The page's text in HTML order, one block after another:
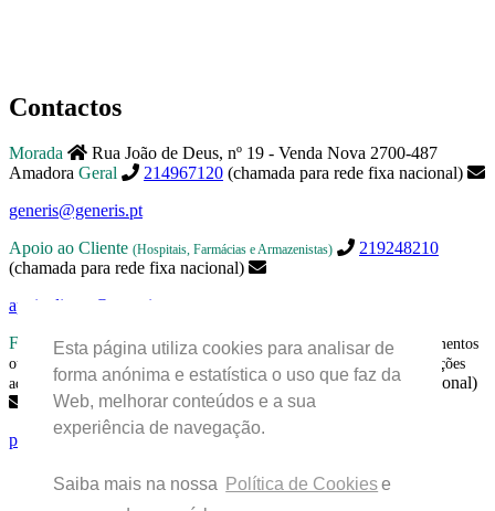
Esta página utiliza cookies para analisar de
forma anónima e estatística o uso que faz da
Web, melhorar conteúdos e a sua
experiência de navegação.
Saiba mais na nossa Política de Cookiese
Contactos
Morada
Rua João de Deus, nº 19 - Venda Nova 2700-487
Amadora Geral 214967120 (chamada para rede fixa nacional)
generis@generis.pt
Apoio ao Cliente (Hospitais, Farmácias e Armazenistas)
219248210
(chamada para rede fixa nacional)
apoiocliente@generis.pt
Farmacovigilância Para pedir informações sobre os nossos medicamentos
ou para qualquer assunto relacionado com farmacovigilância (ex: reações
adversas) contactar:
219849300(chamada para rede fixa nacional)
pharmacovigilance.portugal@aurobindo.com